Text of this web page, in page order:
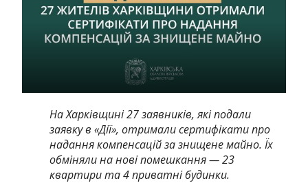
На Харківщині 27 заявників, які подали
заявку в «Дії», отримали сертифікати про
надання компенсацій за знищене майно. Їх
обміняли на нові помешкання — 23
квартири та 4 приватні будинки.